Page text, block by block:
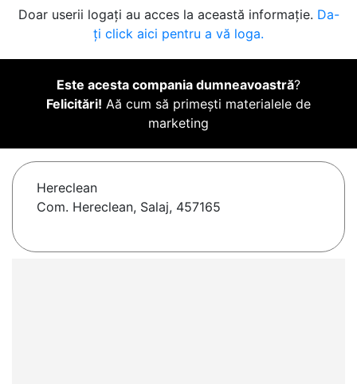
Doar userii logați au acces la această informație. Da-
ți click aici pentru a vă loga.
Este acesta compania dumneavoastră?
Felicitări! Aă cum să primești materialele de
marketing
Hereclean
Com. Hereclean, Salaj, 457165